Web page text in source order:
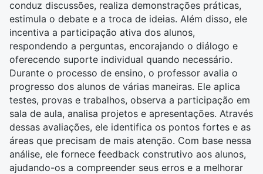
conduz discussões, realiza demonstrações práticas,
estimula o debate e a troca de ideias. Além disso, ele
incentiva a participação ativa dos alunos,
respondendo a perguntas, encorajando o diálogo e
oferecendo suporte individual quando necessário.
Durante o processo de ensino, o professor avalia o
progresso dos alunos de várias maneiras. Ele aplica
testes, provas e trabalhos, observa a participação em
sala de aula, analisa projetos e apresentações. Através
dessas avaliações, ele identifica os pontos fortes e as
áreas que precisam de mais atenção. Com base nessa
análise, ele fornece feedback construtivo aos alunos,
ajudando-os a compreender seus erros e a melhorar